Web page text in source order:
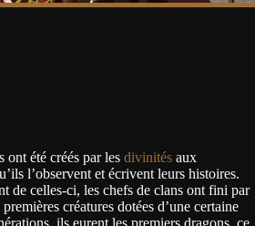
ont été créés par les divinités aux
l’observent et écrivent leurs histoires.
de celles-ci, les chefs de clans ont fini par
créatures dotées d’une certaine
ils eurent les premiers dragons, ce